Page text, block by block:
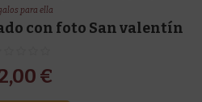
para ella
con foto San valentín
€